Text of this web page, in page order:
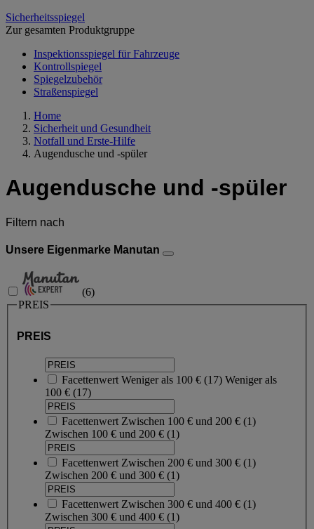
Sicherheitsspiegel
Zur gesamten Produktgruppe
Inspektionsspiegel für Fahrzeuge
Kontrollspiegel
Spiegelzubehör
Straßenspiegel
Home
Sicherheit und Gesundheit
Notfall und Erste-Hilfe
Augendusche und -spüler
Augendusche und -spüler
Filtern nach
Unsere Eigenmarke Manutan
(6)
PREIS
PREIS
Facettenwert Weniger als 100 € (17) Weniger als
100 € (17)
Facettenwert Zwischen 100 € und 200 € (1)
Zwischen 100 € und 200 € (1)
Facettenwert Zwischen 200 € und 300 € (1)
Zwischen 200 € und 300 € (1)
Facettenwert Zwischen 300 € und 400 € (1)
Zwischen 300 € und 400 € (1)